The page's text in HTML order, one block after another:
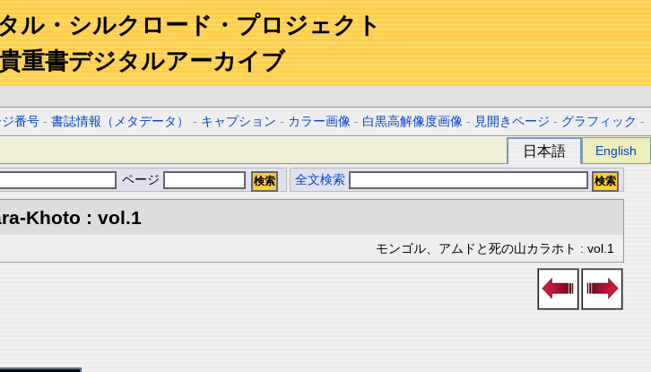
ル・シルクロード・プロジェクト
重書デジタルアーカイブ
番号 -書誌情報（メタデータ） - キャプション - カラー画像 - 白黒高解像度画像 - 見開きページ - グラフィック -
日本語 English
ページ 全文検索
Khoto : vol.1
モンゴル、アムドと死の山カラホト : vol.1